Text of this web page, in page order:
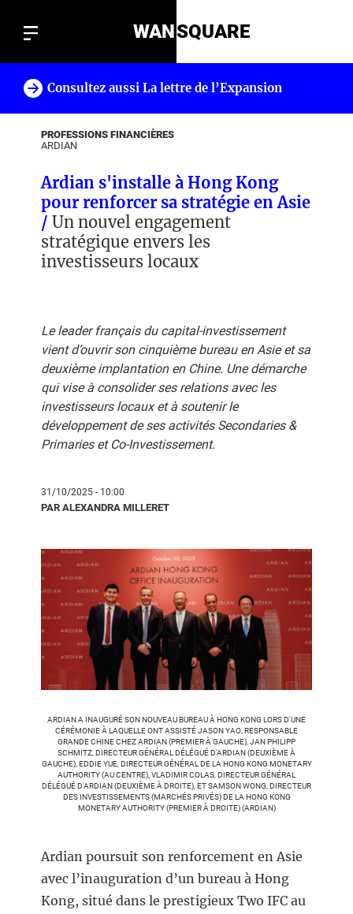
WANSQUARE
Consultez aussi La lettre de l’Expansion
PROFESSIONS FINANCIÈRES
ARDIAN
Ardian s'installe à Hong Kong
pour renforcer sa stratégie en Asie
/ Un nouvel engagement
stratégique envers les
investisseurs locaux
Le leader français du capital-investissement
vient d’ouvrir son cinquième bureau en Asie et sa
deuxième implantation en Chine. Une démarche
qui vise à consolider ses relations avec les
investisseurs locaux et à soutenir le
développement de ses activités Secondaries &
Primaries et Co-Investissement.
31/10/2025 - 10:00
PAR ALEXANDRA MILLERET
ARDIAN A INAUGURÉ SON NOUVEAU BUREAU À HONG KONG LORS D'UNE
CÉRÉMONIE À LAQUELLE ONT ASSISTÉ JASON YAO, RESPONSABLE
GRANDE CHINE CHEZ ARDIAN (PREMIER À GAUCHE), JAN PHILIPP
SCHMITZ, DIRECTEUR GÉNÉRAL DÉLÉGUÉ D'ARDIAN (DEUXIÈME À
GAUCHE), EDDIE YUE, DIRECTEUR GÉNÉRAL DE LA HONG KONG MONETARY
AUTHORITY (AU CENTRE), VLADIMIR COLAS, DIRECTEUR GÉNÉRAL
DÉLÉGUÉ D'ARDIAN (DEUXIÈME À DROITE), ET SAMSON WONG, DIRECTEUR
DES INVESTISSEMENTS (MARCHÉS PRIVÉS) DE LA HONG KONG
MONETARY AUTHORITY (PREMIER À DROITE) (ARDIAN)
Ardian poursuit son renforcement en Asie
avec l’inauguration d’un bureau à Hong
Kong, situé dans le prestigieux Two IFC au